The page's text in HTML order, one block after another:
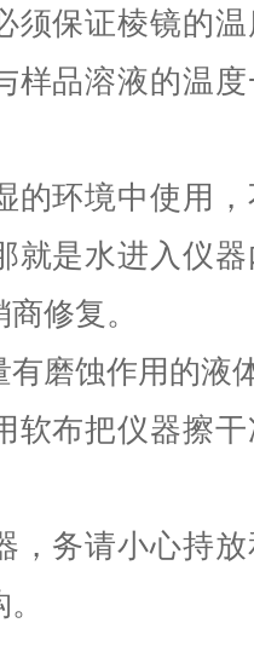
须保证棱镜的
样品溶液的温
的环境中使用
就是水进入仪
修复。
磨蚀作用的液
软布把仪器擦
，务请小心持